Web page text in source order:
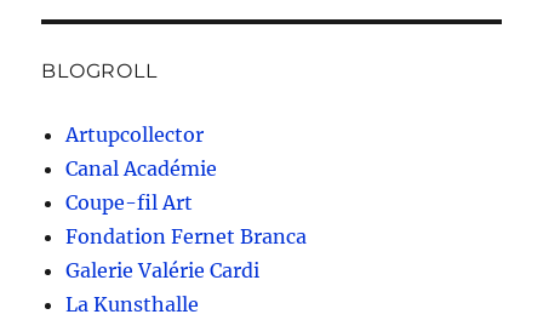
BLOGROLL
Artupcollector
Canal Académie
Coupe-fil Art
Fondation Fernet Branca
Galerie Valérie Cardi
La Kunsthalle